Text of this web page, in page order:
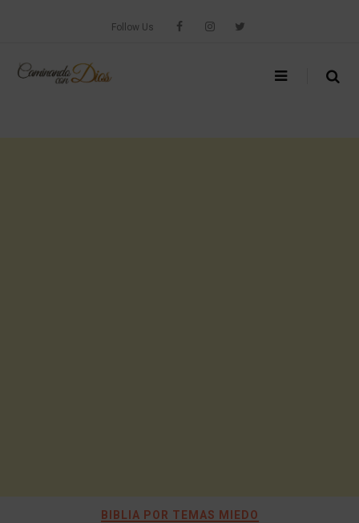
Follow Us
BIBLIA POR TEMAS MIEDO